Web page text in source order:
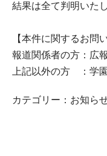
結果は全て判明いた
【本件に関するお問
報道関係者の方：
上記以外の方 ：学
カテゴリー： お知ら